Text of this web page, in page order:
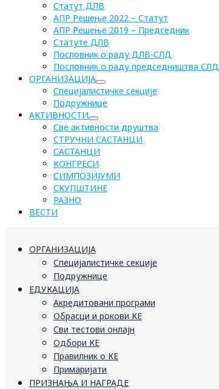
Статут ДЛВ
АПР Решење 2022 – Статут
АПР Решење 2019 – Председник
Статуте ДЛВ
Пословник о раду ДЛВ-СЛД
Пословник о раду председништва СЛД
ОРГАНИЗАЦИЈА
Специјалистичке секције
Подружнице
АКТИВНОСТИ
Све активности друштва
СТРУЧНИ САСТАНЦИ
САСТАНЦИ
КОНГРЕСИ
СИМПОЗИЈУМИ
СКУПШТИНЕ
РАЗНО
ВЕСТИ
ОРГАНИЗАЦИЈА
Специјалистичке секције
Подружнице
ЕДУКАЦИЈА
Акредитовани програми
Обрасци и рокови КЕ
Сви тестови онлајн
Одбори КЕ
Правилник о КЕ
Примаријати
ПРИЗНАЊА И НАГРАДЕ